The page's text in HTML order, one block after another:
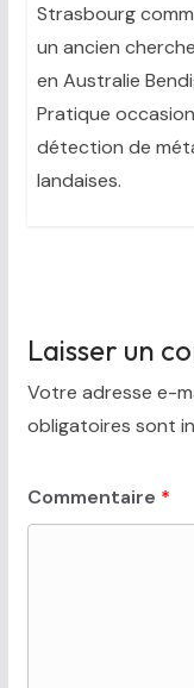
Strasbourg
un ancien
en Australie
Pratique
détection de
landaises.
Laisser un
Votre adresse e-
obligatoires sont
Commentaire *